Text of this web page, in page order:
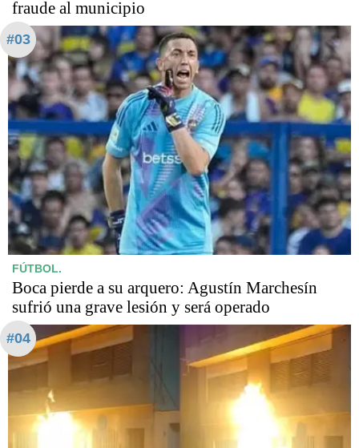
fraude al municipio
#03
FÚTBOL.
Boca pierde a su arquero: Agustín Marchesín
sufrió una grave lesión y será operado
#04